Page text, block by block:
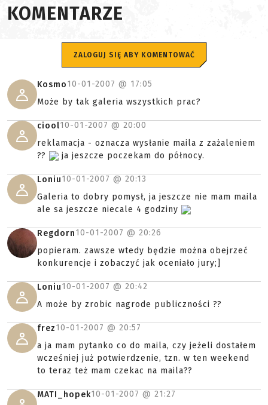
KOMENTARZE
ZALOGUJ SIĘ ABY KOMENTOWAĆ
Kosmo10-01-2007 @ 17:05
Może by tak galeria wszystkich prac?
ciool10-01-2007 @ 20:00
reklamacja - oznacza wysłanie maila z zażaleniem
??
ja jeszcze poczekam do północy.
Loniu10-01-2007 @ 20:13
Galeria to dobry pomysł, ja jeszcze nie mam maila
ale sa jeszcze niecale 4 godziny
Regdorn10-01-2007 @ 20:26
popieram. zawsze wtedy będzie można obejrzeć
konkurencje i zobaczyć jak oceniało jury;]
Loniu10-01-2007 @ 20:42
A może by zrobic nagrode publiczności ??
frez10-01-2007 @ 20:57
a ja mam pytanko co do maila, czy jeżeli dostałem
wcześniej już potwierdzenie, tzn. w ten weekend
to teraz też mam czekac na maila??
MATI_hopek10-01-2007 @ 21:27